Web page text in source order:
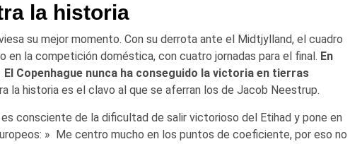
la historia
su mejor momento. Con su derrota ante el Midtjylland, el cuadro
en la competición doméstica, con cuatro jornadas para el final. En
Copenhague nunca ha conseguido la victoria en tierras
la historia es el clavo al que se aferran los de Jacob Neestrup.
es consciente de la dificultad de salir victorioso del Etihad y pone en
» Me centro mucho en los puntos de coeficiente, por eso no